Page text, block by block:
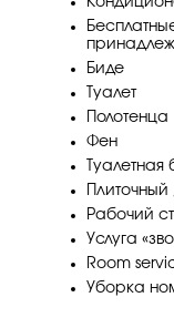
Биде
Туалет
Полотенца
Фен
Туалетная
Рабочий
Услуга
Room
Уборка